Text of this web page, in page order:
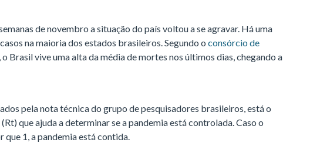
de novembro a situação do país voltou a se agravar. Há uma
na maioria dos estados brasileiros. Segundo o consórcio de
, o Brasil vive uma alta da média de mortes nos últimos dias, chegando a
pela nota técnica do grupo de pesquisadores brasileiros, está o
que ajuda a determinar se a pandemia está controlada. Caso o
que 1, a pandemia está contida.